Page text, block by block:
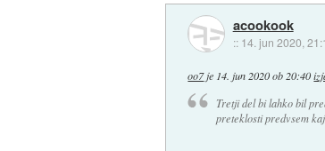
acookook
:: 14. jun 2020,
oo7je 14. jun 2020 ob 20:40
Tretji del bi lahko bil
preteklosti predvsem